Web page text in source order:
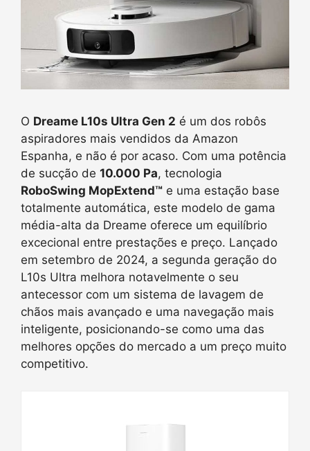
O Dreame L10s Ultra Gen 2 é um dos robôs
aspiradores mais vendidos da Amazon
Espanha, e não é por acaso. Com uma potência
de sucção de 10.000 Pa, tecnologia
RoboSwing MopExtend™ e uma estação base
totalmente automática, este modelo de gama
média-alta da Dreame oferece um equilíbrio
excecional entre prestações e preço. Lançado
em setembro de 2024, a segunda geração do
L10s Ultra melhora notavelmente o seu
antecessor com um sistema de lavagem de
chãos mais avançado e uma navegação mais
inteligente, posicionando-se como uma das
melhores opções do mercado a um preço muito
competitivo.